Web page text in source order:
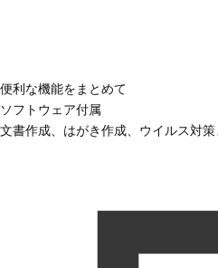
便利な機能をまとめて
ソフトウェア付属
文書作成、はがき作成、ウイルス対